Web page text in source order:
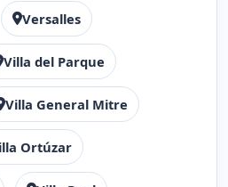
Versalles
Villa del Parque
Villa General Mitre
Ortúzar